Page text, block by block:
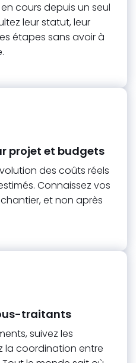
cours depuis un seul
leur statut, leur
étapes sans avoir à
projet et budgets
des coûts réels
Connaissez vos
et non après
traitants
suivez les
la coordination entre